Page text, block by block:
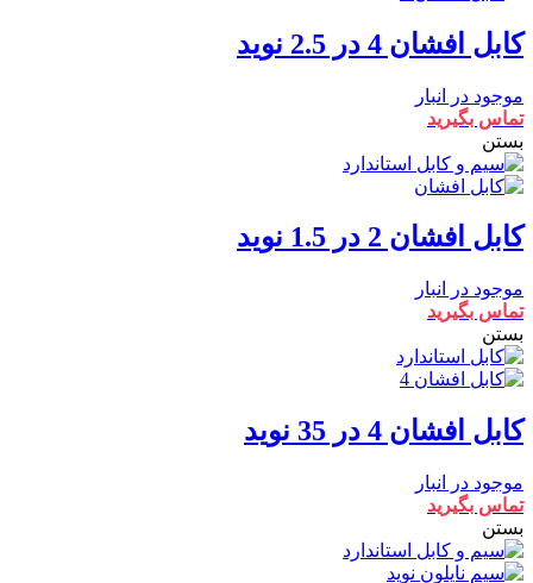
کابل افشان 4 در 2.5 نوید
موجود در انبار
تماس بگیرید
بستن
کابل افشان 2 در 1.5 نوید
موجود در انبار
تماس بگیرید
بستن
کابل افشان 4 در 35 نوید
موجود در انبار
تماس بگیرید
بستن